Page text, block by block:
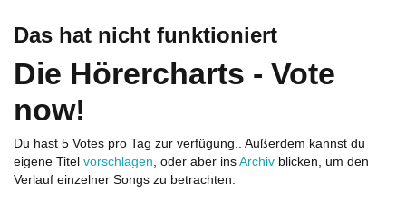
Das hat nicht funktioniert
Die Hörercharts - Vote
now!
Du hast 5 Votes pro Tag zur verfügung.. Außerdem kannst du
eigene Titel vorschlagen, oder aber ins Archiv blicken, um den
Verlauf einzelner Songs zu betrachten.